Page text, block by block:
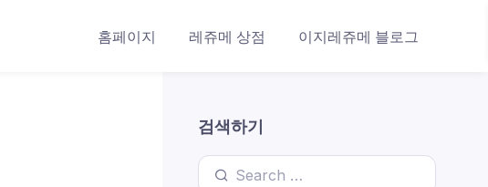
홈페이지 레쥬메 상점 이지레쥬메 블로그
검색하기
Search for: